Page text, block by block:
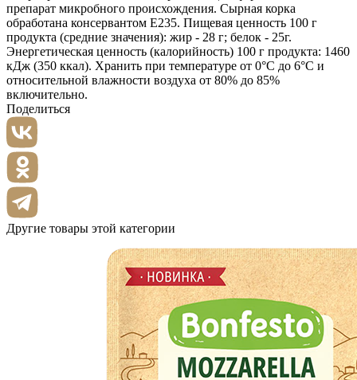
препарат микробного происхождения. Сырная корка
обработана консервантом Е235. Пищевая ценность 100 г
продукта (средние значения): жир - 28 г; белок - 25г.
Энергетическая ценность (калорийность) 100 г продукта: 1460
кДж (350 ккал). Хранить при температуре от 0°С до 6°С и
относительной влажности воздуха от 80% до 85%
включительно.
Поделиться
Другие товары этой категории